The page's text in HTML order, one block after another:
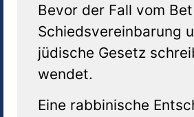
Bevor der Fall vom
Schiedsvereinbarung
jüdische Gesetz
wendet.
Eine rabbinische